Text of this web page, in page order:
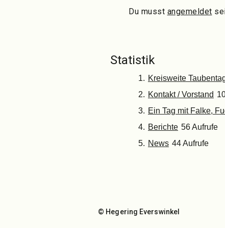
Du musst angemeldet
Statistik
Kreisweite
Kontakt / Vorstand
Ein Tag mit Falke,
Berichte 56 Aufrufe
News 44 Aufrufe
© Hegering Everswinkel